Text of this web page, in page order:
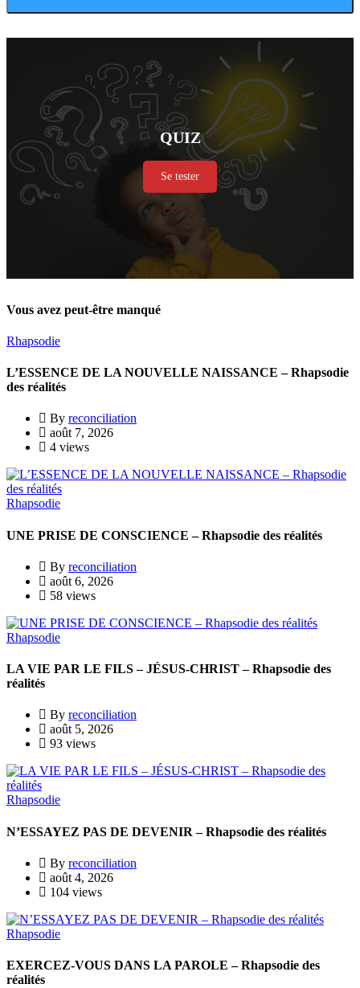
QUIZ
Se tester
Vous avez peut-être manqué
Rhapsodie
L’ESSENCE DE LA NOUVELLE NAISSANCE – Rhapsodie
des réalités
By reconciliation
août 7, 2026
4 views
Rhapsodie
UNE PRISE DE CONSCIENCE – Rhapsodie des réalités
By reconciliation
août 6, 2026
58 views
Rhapsodie
LA VIE PAR LE FILS – JÉSUS-CHRIST – Rhapsodie des
réalités
By reconciliation
août 5, 2026
93 views
Rhapsodie
N’ESSAYEZ PAS DE DEVENIR – Rhapsodie des réalités
By reconciliation
août 4, 2026
104 views
Rhapsodie
EXERCEZ-VOUS DANS LA PAROLE – Rhapsodie des
réalités